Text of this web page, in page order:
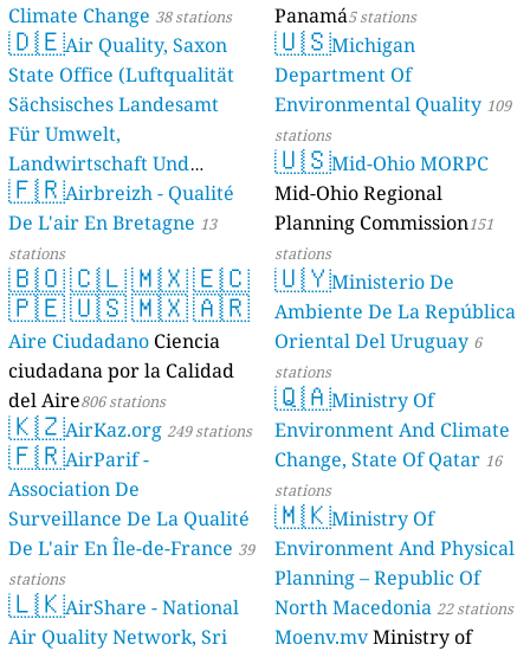
Climate Change 38 stations
🇩🇪Air Quality, Saxon
State Office (Luftqualität
Sächsisches Landesamt
Für Umwelt,
Landwirtschaft Und
Geologie) 50 stations
🇫🇷Airbreizh - Qualité
De L'air En Bretagne 13
stations
🇧🇴🇨🇱🇲🇽🇪🇨
🇵🇪🇺🇸🇲🇽🇦🇷
Aire Ciudadano Ciencia
ciudadana por la Calidad
del Aire806 stations
🇰🇿AirKaz.org 249 stations
🇫🇷AirParif -
Association De
Surveillance De La Qualité
De L'air En Île-de-France 39
stations
🇱🇰AirShare - National
Air Quality Network, Sri
Panamá5 stations
🇺🇸Michigan
Department Of
Environmental Quality 109
stations
🇺🇸Mid-Ohio MORPC
Mid-Ohio Regional
Planning Commission151
stations
🇺🇾Ministerio De
Ambiente De La República
Oriental Del Uruguay 6
stations
🇶🇦Ministry Of
Environment And Climate
Change, State Of Qatar 16
stations
🇲🇰Ministry Of
Environment And Physical
Planning – Republic Of
North Macedonia 22 stations
Moenv.mvMinistry of